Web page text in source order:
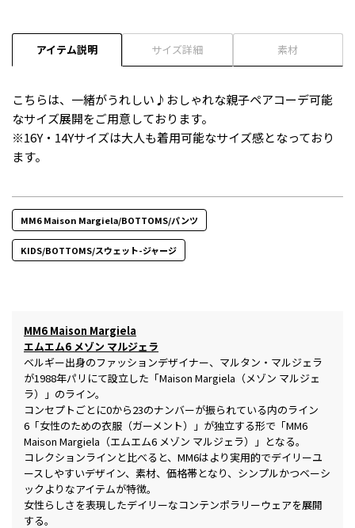
アイテム説明 サイズ詳細 素材
こちらは、一緒がうれしい♪おしゃれな親子ペアコーデ可能
なサイズ展開をご用意しております。
※16Y・14Yサイズは大人も着用可能なサイズ感となっており
ます。
MM6 Maison Margiela/BOTTOMS/パンツ
KIDS/BOTTOMS/スウェット-ジャージ
MM6 Maison Margiela
エムエム6 メゾン マルジェラ
ベルギー出身のファッションデザイナー、マルタン・マルジェラ
が1988年パリにて設立した「Maison Margiela（メゾン マルジェ
ラ）」のライン。
コンセプトごとに0から23のナンバーが振られている内のライン
6「女性のための衣服（ガーメント）」が独立する形で「MM6
Maison Margiela（エムエム6 メゾン マルジェラ）」となる。
コレクションラインと比べると、MM6はより実用的でデイリーユ
ースしやすいデザイン、素材、価格帯となり、シンプルかつベーシ
ックよりなアイテムが特徴。
女性らしさを表現したデイリーなコンテンポラリーウェアを展開
する。